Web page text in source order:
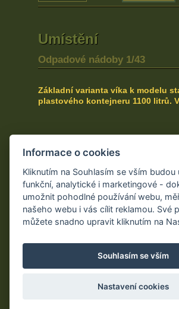
Umístění
Odpadové nádoby 1/43
Základní varianta víka k modelu
plastového kontejneru 1100 litrů.
Obchodní podmínky
Informace o cookies
Kliknutím na Souhlasím se vším
funkční, analytické i marketingové -
umožnit pohodlné používání webu,
našeho webu i vás cílit reklamou. Své
můžete snadno upravit kliknutím na
Souhlasím se vším
Nastavení cookies